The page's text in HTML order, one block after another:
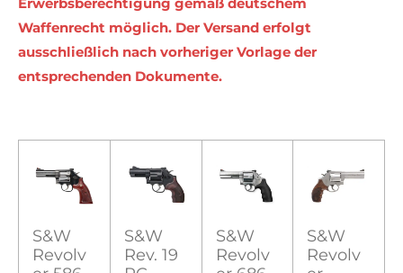
Waffenrecht möglich. Der Versand erfolgt
ausschließlich nach vorheriger Vorlage der
entsprechenden Dokumente.
S&W
Revolv
S&W
Rev. 19
S&W
Revolv
S&W
Revolv